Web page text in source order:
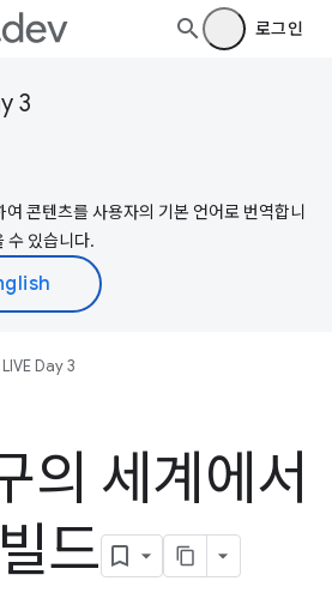
로그인
3
콘텐츠를 사용자의 기본 언어로 번역합니
수 있습니다.
Day 3
의 세계에서
드